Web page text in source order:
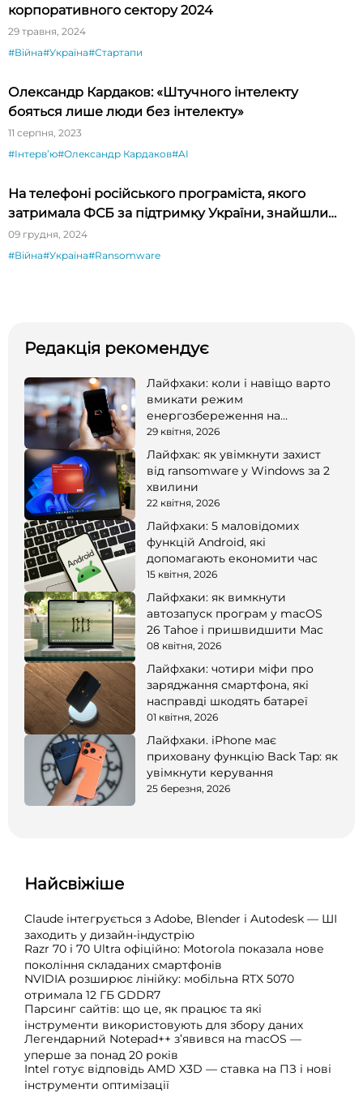
корпоративного сектору 2024
29 травня, 2024
#Війна#Україна#Стартапи
Олександр Кардаков: «Штучного інтелекту
бояться лише люди без інтелекту»
11 серпня, 2023
#Інтервʼю#Олександр Кардаков#AI
На телефоні російського програміста, якого
затримала ФСБ за підтримку України, знайшли
нову шпигунську програму для Android
09 грудня, 2024
#Війна#Україна#Ransomware
Редакція рекомендує
Лайфхаки: коли і навіщо варто
вмикати режим
енергозбереження на
смартфоні
29 квітня, 2026
Лайфхак: як увімкнути захист
від ransomware у Windows за 2
хвилини
22 квітня, 2026
Лайфхаки: 5 маловідомих
функцій Android, які
допомагають економити час
15 квітня, 2026
Лайфхаки: як вимкнути
автозапуск програм у macOS
26 Tahoe і пришвидшити Mac
08 квітня, 2026
Лайфхаки: чотири міфи про
заряджання смартфона, які
насправді шкодять батареї
01 квітня, 2026
Лайфхаки. iPhone має
приховану функцію Back Tap: як
увімкнути керування
25 березня, 2026
Найсвіжіше
Claude інтегрується з Adobe, Blender і Autodesk — ШІ
заходить у дизайн-індустрію
Razr 70 і 70 Ultra офіційно: Motorola показала нове
покоління складаних смартфонів
NVIDIA розширює лінійку: мобільна RTX 5070
отримала 12 ГБ GDDR7
Парсинг сайтів: що це, як працює та які
інструменти використовують для збору даних
Легендарний Notepad++ з’явився на macOS —
уперше за понад 20 років
Intel готує відповідь AMD X3D — ставка на ПЗ і нові
інструменти оптимізації